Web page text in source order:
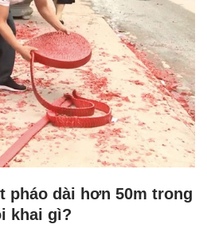
pháo dài hơn 50m trong
khai gì?